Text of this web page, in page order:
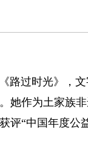
过时光》，文
她作为土家族
评“中国年度